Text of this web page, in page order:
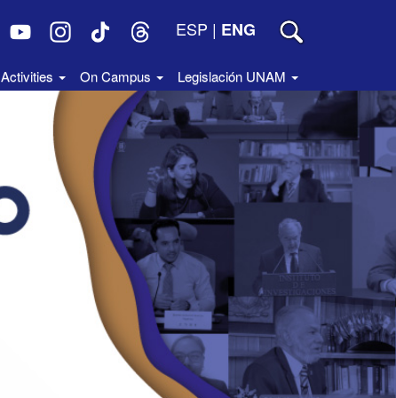
ESP | ENG
Activities On Campus Legislación UNAM